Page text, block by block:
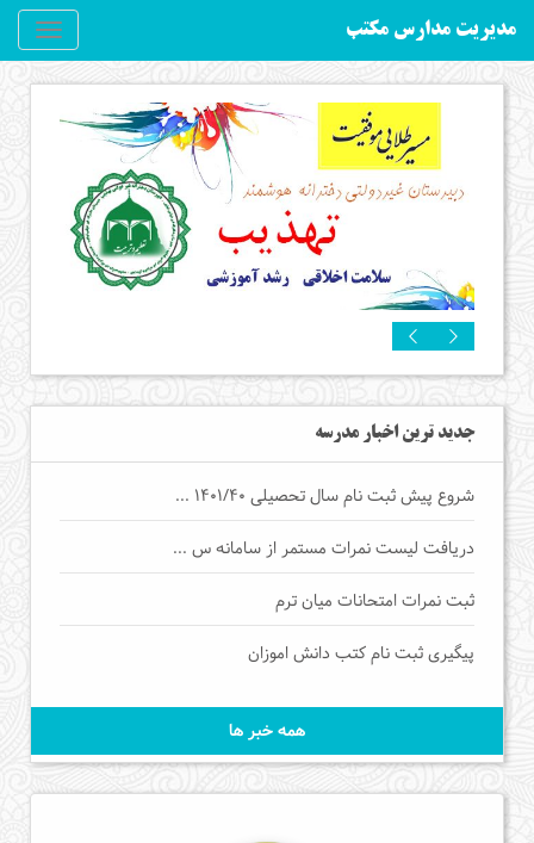
مدیریت مدارس مکتب
جدید ترین اخبار مدرسه
شروع پیش ثبت نام سال تحصیلی 1401/40 ...
دریافت لیست نمرات مستمر از سامانه س ...
ثبت نمرات امتحانات میان ترم
پیگیری ثبت نام کتب دانش اموزان
همه خبر ها